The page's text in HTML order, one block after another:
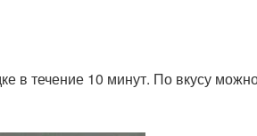
в течение 10 минут. По вкусу